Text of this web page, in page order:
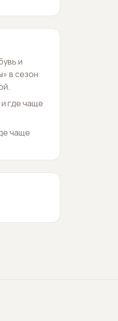
и
в сезон
где чаще
чаще